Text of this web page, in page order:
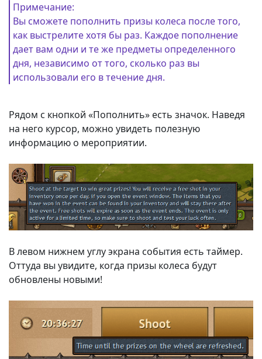
Примечание:
Вы сможете пополнить призы колеса после того,
как выстрелите хотя бы раз. Каждое пополнение
дает вам одни и те же предметы определенного
дня, независимо от того, сколько раз вы
использовали его в течение дня.
Рядом с кнопкой «Пополнить» есть значок. Наведя
на него курсор, можно увидеть полезную
информацию о мероприятии.
В левом нижнем углу экрана события есть таймер.
Оттуда вы увидите, когда призы колеса будут
обновлены новыми!